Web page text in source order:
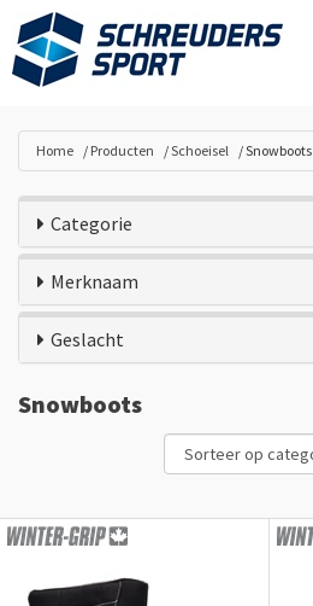
Home Producten Schoeisel Snowboots
Categorie
Merknaam
Geslacht
Snowboots